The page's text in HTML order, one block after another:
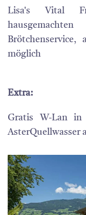
Lisa's Vital
Brötchenservice,
möglich
Extra:
Gratis W-Lan in
AsterQuellwasser